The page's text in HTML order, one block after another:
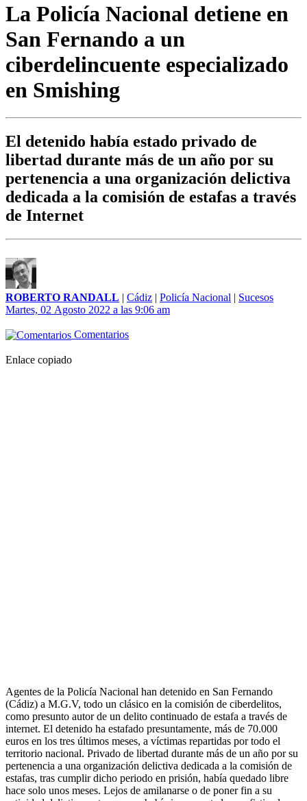
La Policía Nacional detiene en
San Fernando a un
ciberdelincuente especializado
en Smishing
El detenido había estado privado de
libertad durante más de un año por su
pertenencia a una organización delictiva
dedicada a la comisión de estafas a través
de Internet
ROBERTO RANDALL | Cádiz | Policía Nacional | Sucesos
Martes, 02 Agosto 2022 a las 9:06 am
Comentarios
Enlace copiado
Agentes de la Policía Nacional han detenido en San Fernando
(Cádiz) a M.G.V, todo un clásico en la comisión de ciberdelitos,
como presunto autor de un delito continuado de estafa a través de
internet. El detenido ha estafado presuntamente, más de 70.000
euros en los tres últimos meses, a víctimas repartidas por todo el
territorio nacional. Privado de libertad durante más de un año por su
pertenencia a una organización delictiva dedicada a la comisión de
estafas, tras cumplir dicho periodo en prisión, había quedado libre
hace solo unos meses. Lejos de amilanarse o de poner fin a su